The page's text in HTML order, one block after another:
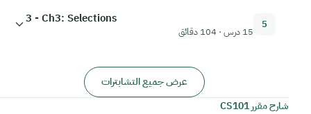
5
3 - Ch3: Selections
15 درس · 104 دقائق
عرض جميع التشابترات
شارح مقرر CS101